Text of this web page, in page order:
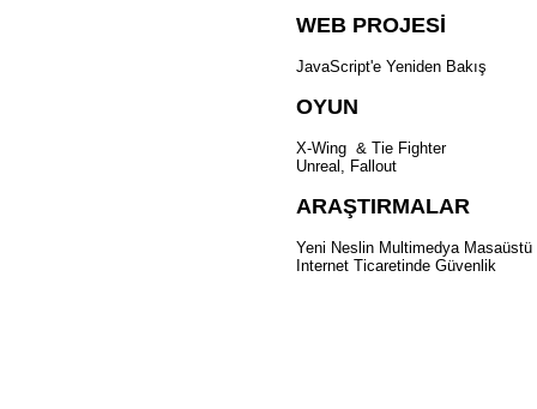
WEB PROJESİ
JavaScript'e Yeniden Bakış
OYUN
X-Wing & Tie Fighter
Unreal, Fallout
ARAŞTIRMALAR
Yeni Neslin Multimedya Masaüstü
Internet Ticaretinde Güvenlik